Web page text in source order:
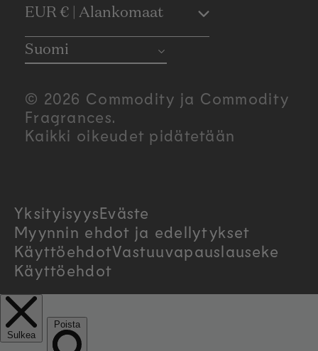
C
o
u
n
y
/
r
e
EUR € | Alankomaat
Suomi
© 2026 Commodity ja Commodity
Fragrances.
Kaikki oikeudet pidätetään
YksityisyysEväste
Myynnin ehdot ja edellytykset
KäyttöehdotVastuuvapauslauseke
Käyttöehdot